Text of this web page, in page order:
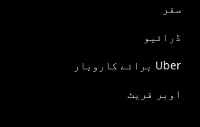
سفر
ڈرائیو
Uber برائے کاروبار
اوبر فریٹ